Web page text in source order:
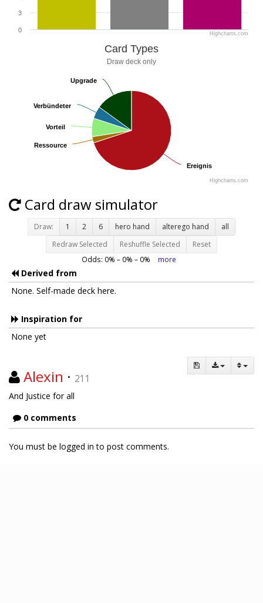
0
3
Highcharts.com
Card Types
Draw deck only
Ereignis
Ereignis
Ressource
Ressource
Vorteil
Vorteil
Verbündeter
Verbündeter
Upgrade
Upgrade
Highcharts.com
Card draw simulator
Draw: 1 2 6 hero hand alterego hand
all
Redraw Selected
Reshuffle Selected Reset
Odds: 0% – 0% – 0% more
Derived from
None. Self-made deck here.
Inspiration for
None yet
Alexin · 211
And Justice for all
0 comments
You must be logged in to post comments.